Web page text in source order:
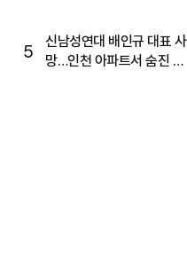
5
신남성연대 배인규 대표 사
망…인천 아파트서 숨진 채